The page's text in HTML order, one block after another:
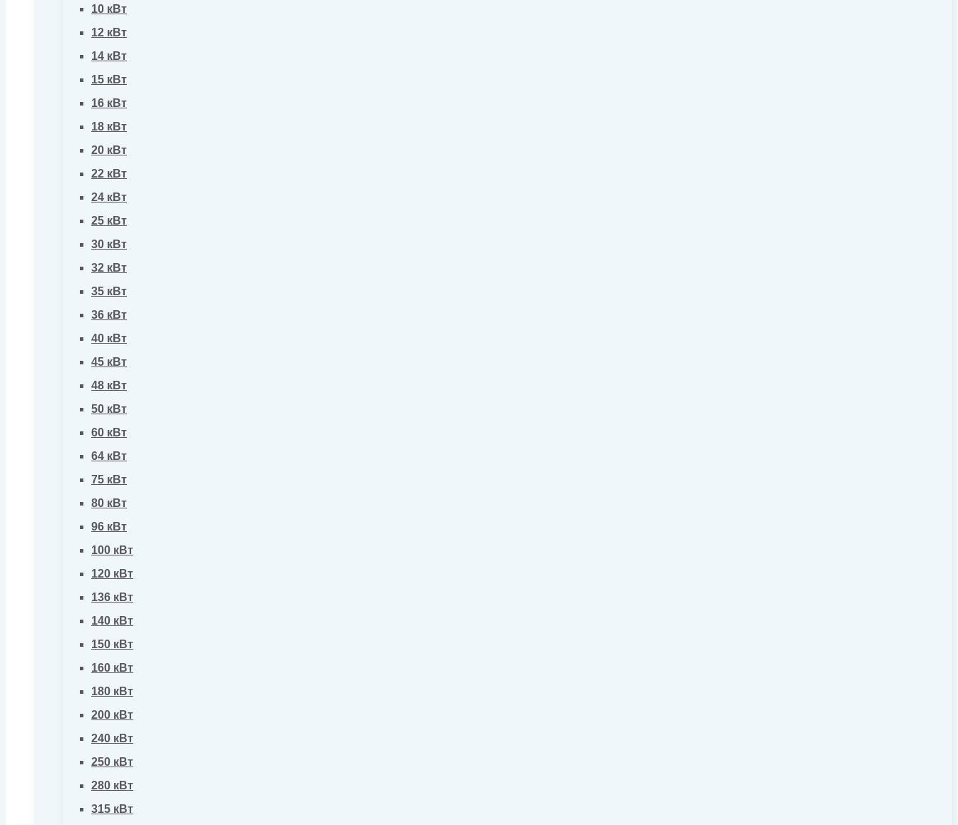
10 кВт
12 кВт
14 кВт
15 кВт
16 кВт
18 кВт
20 кВт
22 кВт
24 кВт
25 кВт
30 кВт
32 кВт
35 кВт
36 кВт
40 кВт
45 кВт
48 кВт
50 кВт
60 кВт
64 кВт
75 кВт
80 кВт
96 кВт
100 кВт
120 кВт
136 кВт
140 кВт
150 кВт
160 кВт
180 кВт
200 кВт
240 кВт
250 кВт
280 кВт
315 кВт